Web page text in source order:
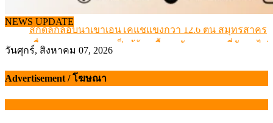
NEWS UPDATE
สกัดลักลอบนำเข้าเอ็นโคแช่แข็งกว่า 12.6 ตัน สมุทรสาคร
เมื่อเกษตรกรถูกมองเป็นผู้ร้ายเบื้องหลังราคาหมูที่สังคมไม่
ข้อมูลราคา สุกรมีชีวิตหน้าฟาร์ม พระที่ 6 สิงหาคม 2569
วันศุกร์, สิงหาคม 07, 2026
Advertisement / โฆษณา